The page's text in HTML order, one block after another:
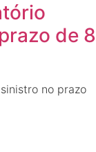
de 8
no prazo